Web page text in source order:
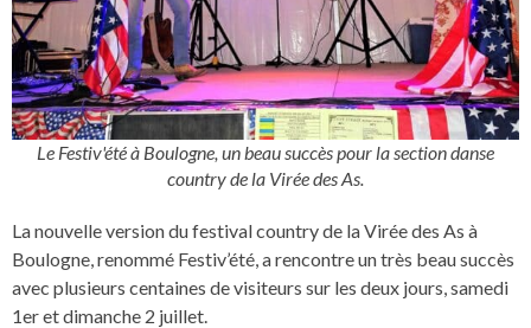
Le Festiv'été à Boulogne, un beau succès pour la section danse
country de la Virée des As.
La nouvelle version du festival country de la Virée des As à
Boulogne, renommé Festiv’été, a rencontre un très beau succès
avec plusieurs centaines de visiteurs sur les deux jours, samedi
1er et dimanche 2 juillet.